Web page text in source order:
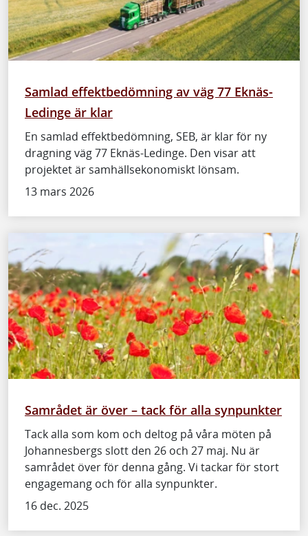
Samlad effektbedömning av väg 77 Eknäs-
Ledinge är klar
En samlad effektbedömning, SEB, är klar för ny
dragning väg 77 Eknäs-Ledinge. Den visar att
projektet är samhällsekonomiskt lönsam.
13 mars 2026
Samrådet är över – tack för alla synpunkter
Tack alla som kom och deltog på våra möten på
Johannesbergs slott den 26 och 27 maj. Nu är
samrådet över för denna gång. Vi tackar för stort
engagemang och för alla synpunkter.
16 dec. 2025